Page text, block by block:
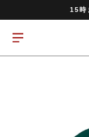
15時